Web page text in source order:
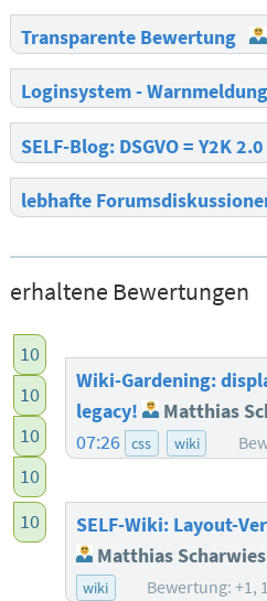
Transparente Bewertung
Loginsystem - Warnmeldung
SELF-Blog: DSGVO = Y2K 2.0
lebhafte
erhaltene Bewertungen
10
10
10
10
Wiki-Gardening:
legacy!
Matthias
07:26 css wiki
10
SELF-Wiki: Layout-
Matthias Scharwies
wiki
Bewertung: +1,